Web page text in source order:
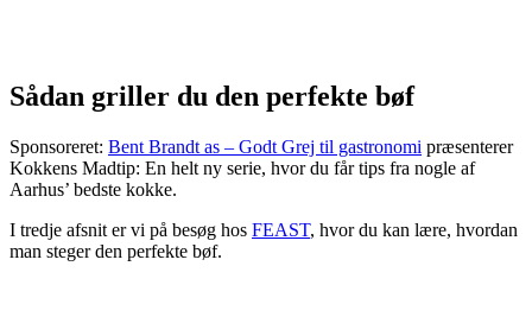
Sådan griller du den perfekte bøf
Sponsoreret: Bent Brandt as – Godt Grej til gastronomi præsenterer
Kokkens Madtip: En helt ny serie, hvor du får tips fra nogle af
Aarhus’ bedste kokke.
I tredje afsnit er vi på besøg hos FEAST, hvor du kan lære, hvordan
man steger den perfekte bøf.